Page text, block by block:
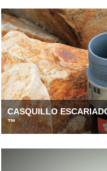
diferencia de los diseños
Leer más >>
CASQUILLO
™
sintéticos que mejoran